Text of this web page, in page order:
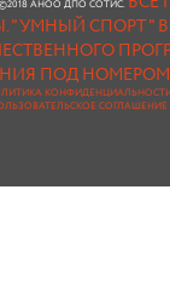
©2018 АНОО ДПО СОТИС.
"УМНЫЙ СПОРТ "
ПОД НОМЕРОМ
СОГЛАШЕНИЕ